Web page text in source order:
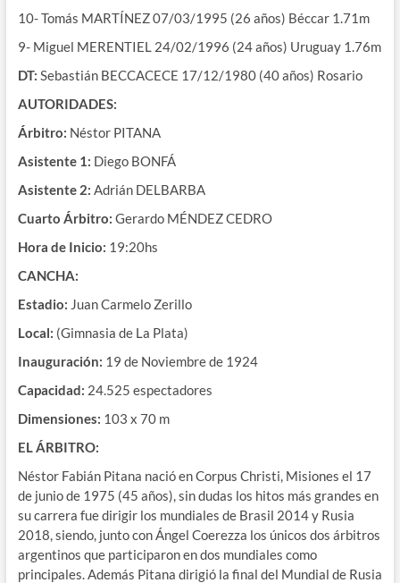
10- Tomás MARTÍNEZ 07/03/1995 (26 años) Béccar 1.71m
9- Miguel MERENTIEL 24/02/1996 (24 años) Uruguay 1.76m
DT: Sebastián BECCACECE 17/12/1980 (40 años) Rosario
AUTORIDADES:
Árbitro: Néstor PITANA
Asistente 1: Diego BONFÁ
Asistente 2: Adrián DELBARBA
Cuarto Árbitro: Gerardo MÉNDEZ CEDRO
Hora de Inicio: 19:20hs
CANCHA:
Estadio: Juan Carmelo Zerillo
Local: (Gimnasia de La Plata)
Inauguración: 19 de Noviembre de 1924
Capacidad: 24.525 espectadores
Dimensiones: 103 x 70 m
EL ÁRBITRO:
Néstor Fabián Pitana nació en Corpus Christi, Misiones el 17
de junio de 1975 (45 años), sin dudas los hitos más grandes en
su carrera fue dirigir los mundiales de Brasil 2014 y Rusia
2018, siendo, junto con Ángel Coerezza los únicos dos árbitros
argentinos que participaron en dos mundiales como
principales. Además Pitana dirigió la final del Mundial de Rusia